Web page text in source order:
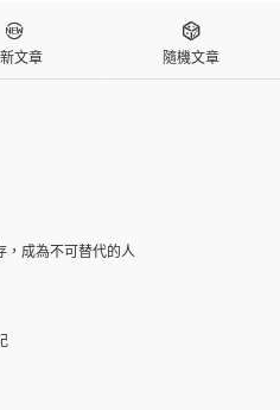

文章

隨機文章
，成為不可替代的人